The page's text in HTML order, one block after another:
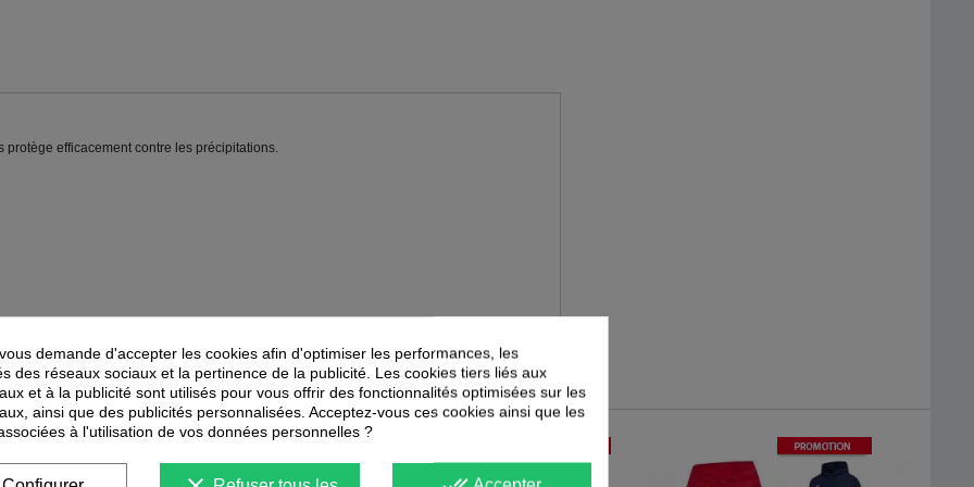
protège efficacement contre les précipitations.
ÉGALEMENT VOUS INTÉRESSER
-48% -40% PROMOTION
-40%
demande d'accepter les cookies afin d'optimiser les performances, les
des réseaux sociaux et la pertinence de la publicité. Les cookies tiers liés aux
et à la publicité sont utilisés pour vous offrir des fonctionnalités optimisées sur les
ainsi que des publicités personnalisées. Acceptez-vous ces cookies ainsi que les
à l'utilisation de vos données personnelles ?